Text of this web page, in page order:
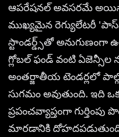
ఆపరేషనల్ అవసరమే అయినా,
ముఖ్యమైన రెగ్యులేటరీ
స్టాండర్డ్స్‌తో అనుగుణంగా
గ్లోబల్ ఫండ్ వంటి ఏజెన్సీల
అంతర్జాతీయ టెండర్లలో
సుగమం అవుతుంది. ఇది
ప్రపంచవ్యాప్తంగా
మారడానికి